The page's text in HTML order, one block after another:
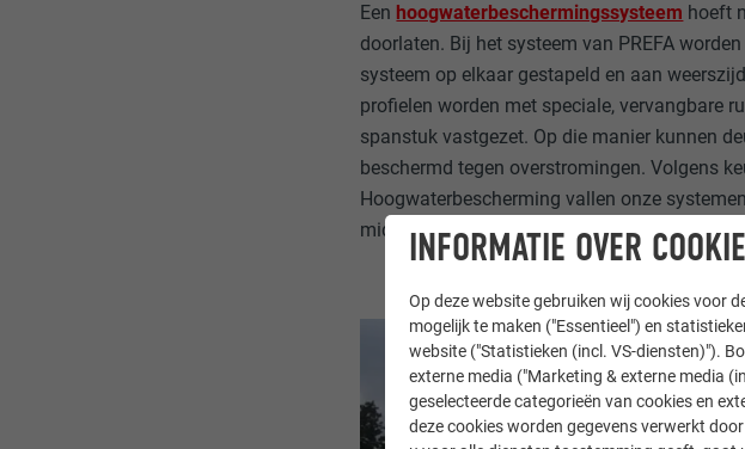
Een hoogwaterbeschermingssysteem hoeft
doorlaten. Bij het systeem van PREFA
systeem op elkaar gestapeld en aan
profielen worden met speciale, vervangbare
spanstuk vastgezet. Op die manier kunnen
beschermd tegen overstromingen. Volgens
Hoogwaterbescherming vallen onze
middenkolom en dichtheidsklasse 2 (0,2-0,5
INFORMATIE OVER
Op deze website gebruiken wij cookies voor
mogelijk te maken ("Essentieel") en
website ("Statistieken (incl. VS-diensten)").
externe media ("Marketing & externe media
geselecteerde categorieën van cookies en
deze cookies worden gegevens verwerkt